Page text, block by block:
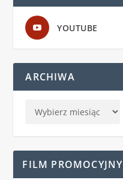
YOUTUBE
ARCHIWA
FILM PROMOCYJNY